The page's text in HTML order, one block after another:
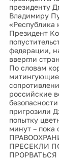
президенту
Владимиру
«Республика
Президент
федерации,
ввергли
По словам
российские
пригрозили
попытку
минут –
ПРЕСЕКЛИ